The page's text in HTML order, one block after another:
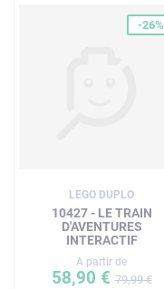
-26%
LEGO DUPLO
10427 - LE TRAIN
D'AVENTURES
INTERACTIF
A partir de
58,90 €79,99 €